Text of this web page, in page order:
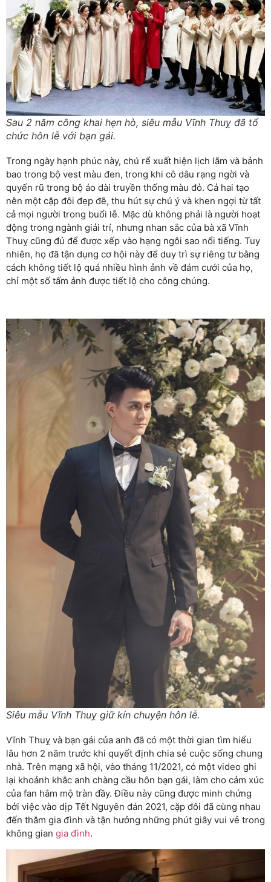
Sau 2 năm công khai hẹn hò, siêu mẫu Vĩnh Thuỵ đã tổ
chức hôn lễ với bạn gái.
Trong ngày hạnh phúc này, chú rể xuất hiện lịch lãm và bảnh
bao trong bộ vest màu đen, trong khi cô dâu rạng ngời và
quyến rũ trong bộ áo dài truyền thống màu đỏ. Cả hai tạo
nên một cặp đôi đẹp đẽ, thu hút sự chú ý và khen ngợi từ tất
cả mọi người trong buổi lễ. Mặc dù không phải là người hoạt
động trong ngành giải trí, nhưng nhan sắc của bà xã Vĩnh
Thuỵ cũng đủ để được xếp vào hạng ngôi sao nổi tiếng. Tuy
nhiên, họ đã tận dụng cơ hội này để duy trì sự riêng tư bằng
cách không tiết lộ quá nhiều hình ảnh về đám cưới của họ,
chỉ một số tấm ảnh được tiết lộ cho công chúng.
Siêu mẫu Vĩnh Thuỵ giữ kín chuyện hôn lễ.
Vĩnh Thuỵ và bạn gái của anh đã có một thời gian tìm hiểu
lâu hơn 2 năm trước khi quyết định chia sẻ cuộc sống chung
nhà. Trên mạng xã hội, vào tháng 11/2021, có một video ghi
lại khoảnh khắc anh chàng cầu hôn bạn gái, làm cho cảm xúc
của fan hâm mộ tràn đầy. Điều này cũng được minh chứng
bởi việc vào dịp Tết Nguyên đán 2021, cặp đôi đã cùng nhau
đến thăm gia đình và tận hưởng những phút giây vui vẻ trong
không gian gia đình.